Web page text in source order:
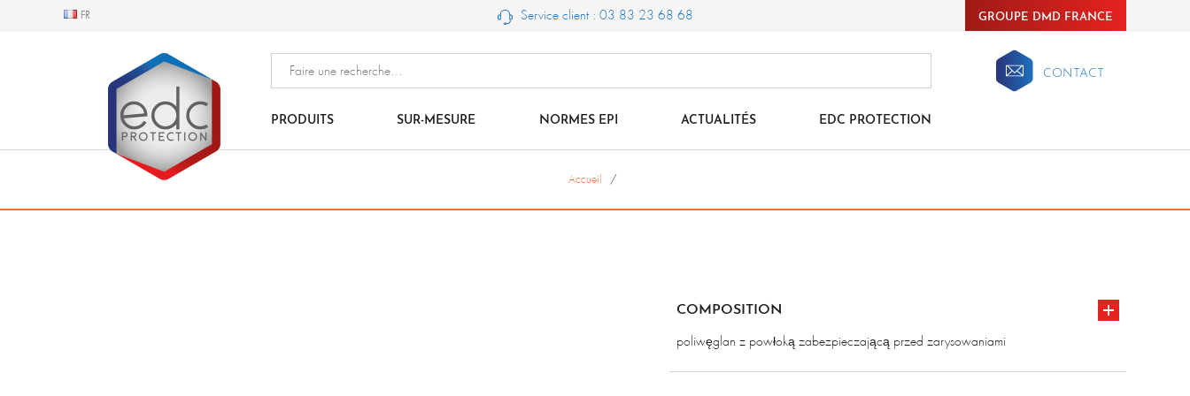
FR
FR Service client : 03 83 23 68 68 GROUPE DMD FRANCE
CONTACT
PRODUITS SUR-MESURE NORMES EPI ACTUALITÉS EDC PROTECTION
Accueil
COMPOSITION
poliwęglan z powłoką zabezpieczającą przed zarysowaniami